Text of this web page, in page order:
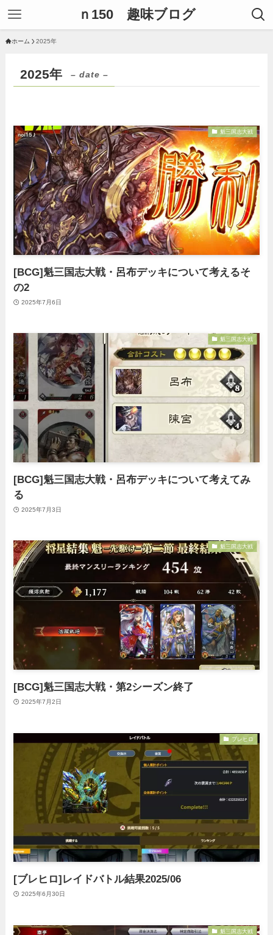
ｎ150 趣味ブログ
ホーム 2025年
2025年 – date –
魁三国志大戦
[BCG]魁三国志大戦・呂布デッキについて考えるそ
の2
2025年7月6日
魁三国志大戦
[BCG]魁三国志大戦・呂布デッキについて考えてみ
る
2025年7月3日
魁三国志大戦
[BCG]魁三国志大戦・第2シーズン終了
2025年7月2日
ブレヒロ
[ブレヒロ]レイドバトル結果2025/06
2025年6月30日
魁三国志大戦